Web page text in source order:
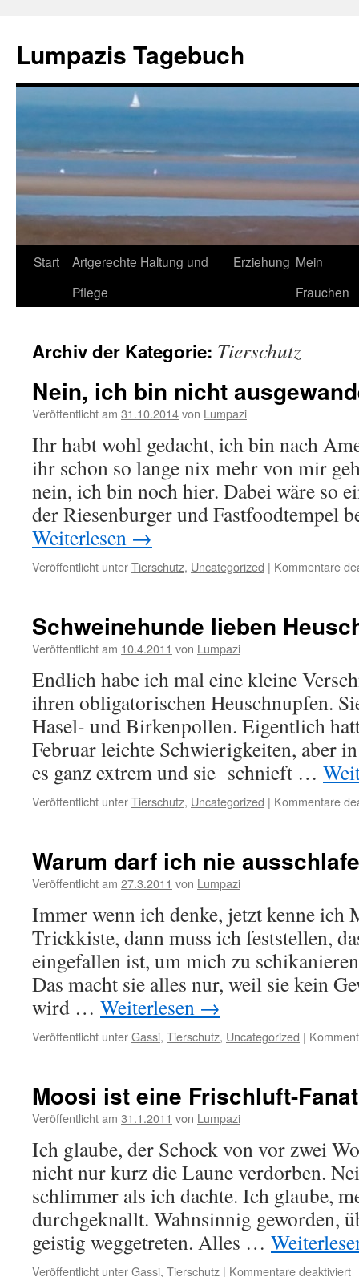
springen
Lumpazis Tagebuch
Start
Artgerechte Haltung und
Pflege
Erziehung Mein
Frauchen
Archiv der Kategorie: Tierschutz
Nein, ich bin nicht
Veröffentlicht am 31.10.2014von Lumpazi
Ihr habt wohl gedacht, ich bin nach
ihr schon so lange nix mehr von mir
nein, ich bin noch hier. Dabei wäre so
der Riesenburger und Fastfoodtempel
Weiterlesen →
Veröffentlicht unterTierschutz, Uncategorized | Kommentare
Schweinehunde lieben
Veröffentlicht am 10.4.2011 von Lumpazi
Endlich habe ich mal eine kleine
ihren obligatorischen Heuschnupfen.
Hasel- und Birkenpollen. Eigentlich
Februar leichte Schwierigkeiten, aber
es ganz extrem und sie schnieft …
Veröffentlicht unterTierschutz, Uncategorized | Kommentare
Warum darf ich nie
Veröffentlicht am 27.3.2011 von Lumpazi
Immer wenn ich denke, jetzt kenne ich
Trickkiste, dann muss ich feststellen,
eingefallen ist, um mich zu
Das macht sie alles nur, weil sie kein
wird … Weiterlesen →
Veröffentlicht unterGassi, Tierschutz, Uncategorized |
Moosi ist eine Frischluft-
Veröffentlicht am 31.1.2011 von Lumpazi
Ich glaube, der Schock von vor zwei
nicht nur kurz die Laune verdorben.
schlimmer als ich dachte. Ich glaube,
durchgeknallt. Wahnsinnig geworden,
geistig weggetreten. Alles …
Veröffentlicht unterGassi, Tierschutz | Kommentare deaktiviert